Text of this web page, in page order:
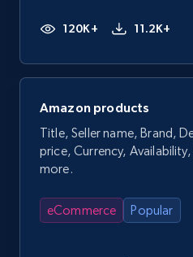
120K+ 11.2K+
Amazon products
Title, Seller name, Brand,
price, Currency,
more.
eCommerce Popular